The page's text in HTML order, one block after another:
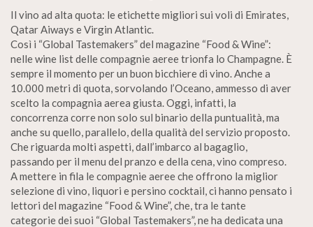
Il vino ad alta quota: le etichette migliori sui voli di Emirates,
Qatar Aiways e Virgin Atlantic.
Così i “Global Tastemakers” del magazine “Food & Wine”:
nelle wine list delle compagnie aeree trionfa lo Champagne. È
sempre il momento per un buon bicchiere di vino. Anche a
10.000 metri di quota, sorvolando l’Oceano, ammesso di aver
scelto la compagnia aerea giusta. Oggi, infatti, la
concorrenza corre non solo sul binario della puntualità, ma
anche su quello, parallelo, della qualità del servizio proposto.
Che riguarda molti aspetti, dall’imbarco al bagaglio,
passando per il menu del pranzo e della cena, vino compreso.
A mettere in fila le compagnie aeree che offrono la miglior
selezione di vino, liquori e persino cocktail, ci hanno pensato i
lettori del magazine “Food & Wine”, che, tra le tante
categorie dei suoi “Global Tastemakers”, ne ha dedicata una